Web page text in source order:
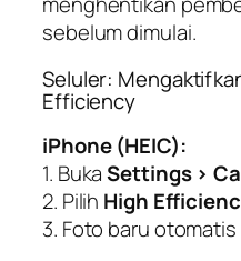
sebelum dimulai.
Seluler:
Efficiency
iPhone (HEIC):
1. BukaSettings >
2. Pilih High
3. Foto baru